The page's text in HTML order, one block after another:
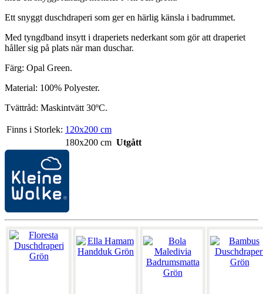
Ett snyggt duschdraperi som ger en härlig känsla i badrummet.
Med tyngdband insytt i draperiets nederkant som gör att draperiet
håller sig på plats när man duschar.
Färg: Opal Green.
Material: 100% Polyester.
Tvättråd: Maskintvätt 30ºC.
Finns i Storlek: 120x200 cm
180x200 cm Utgått